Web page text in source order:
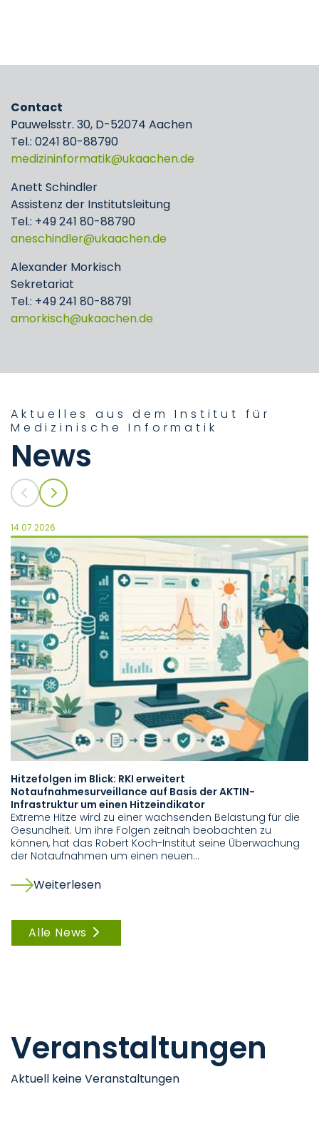
Contact
Pauwelsstr. 30, D-52074 Aachen
Tel.: 0241 80-88790
medizininformatik
ukaachende
Anett Schindler
Assistenz der Institutsleitung
Tel.: +49 241 80-88790
aneschindler
ukaachende
Alexander Morkisch
Sekretariat
Tel.: +49 241 80-88791
amorkisch
ukaachende
Aktuelles aus dem Institut für
Medizinische Informatik
News
14.07.2026
Hitzefolgen im Blick: RKI erweitert
Notaufnahmesurveillance auf Basis der AKTIN-
Infrastruktur um einen Hitzeindikator
Extreme Hitze wird zu einer wachsenden Belastung für die
Gesundheit. Um ihre Folgen zeitnah beobachten zu
können, hat das Robert Koch-Institut seine Überwachung
der Notaufnahmen um einen neuen…
Weiterlesen
Alle News
Veranstaltungen
Aktuell keine Veranstaltungen